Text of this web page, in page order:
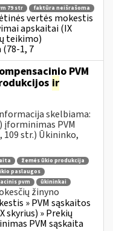
79 str faktūra neišrašoma
vertės mokestis
apskaitai (IX
teikimo)
1, 7
PVM
ir
skelbiama:
PVM
109 str.) Ūkininko,
žemės ūkio produkcija
paslaugos
pvm
ūkininkai
žinyno
» PVM sąskaitos
skyrius) » Prekių
PVM sąskaita